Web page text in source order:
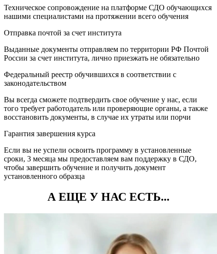
Техническое сопровождение на платформе СДО обучающихся
нашими специалистами на протяжении всего обучения
Отправка почтой за счет института
Выданные документы отправляем по территории РФ Почтой
России за счет института, лично приезжать не обязательно
Федеральный реестр обучившихся в соответствии с
законодательством
Вы всегда сможете подтвердить свое обучение у нас, если
того требует работодатель или проверяющие органы, а также
восстановить документы, в случае их утраты или порчи
Гарантия завершения курса
Если вы не успели освоить программу в установленные
сроки, 3 месяца мы предоставляем вам поддержку в СДО,
чтобы завершить обучение и получить документ
установленного образца
А ЕЩЕ У НАС ЕСТЬ...